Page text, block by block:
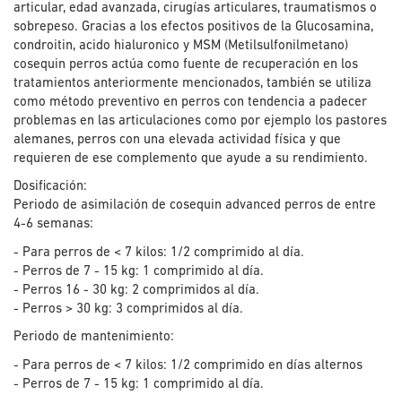
articular, edad avanzada, cirugías articulares, traumatismos o
sobrepeso. Gracias a los efectos positivos de la Glucosamina,
condroitin, acido hialuronico y MSM (Metilsulfonilmetano)
cosequin perros actúa como fuente de recuperación en los
tratamientos anteriormente mencionados, también se utiliza
como método preventivo en perros con tendencia a padecer
problemas en las articulaciones como por ejemplo los pastores
alemanes, perros con una elevada actividad física y que
requieren de ese complemento que ayude a su rendimiento.
Dosificación:
Periodo de asimilación de cosequin advanced perros de entre
4-6 semanas:
- Para perros de < 7 kilos: 1/2 comprimido al día.
- Perros de 7 - 15 kg: 1 comprimido al día.
- Perros 16 - 30 kg: 2 comprimidos al día.
- Perros > 30 kg: 3 comprimidos al día.
Periodo de mantenimiento:
- Para perros de < 7 kilos: 1/2 comprimido en días alternos
- Perros de 7 - 15 kg: 1 comprimido al día.